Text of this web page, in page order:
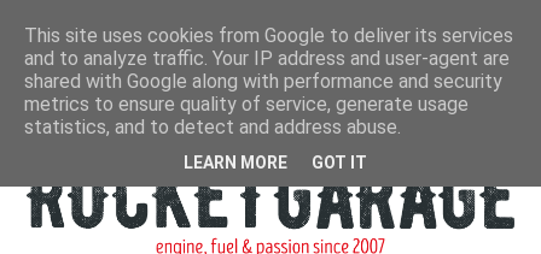
This site uses cookies from Google to deliver its services
and to analyze traffic. Your IP address and user-agent are
shared with Google along with performance and security
metrics to ensure quality of service, generate usage
statistics, and to detect and address abuse.
LEARN MORE GOT IT